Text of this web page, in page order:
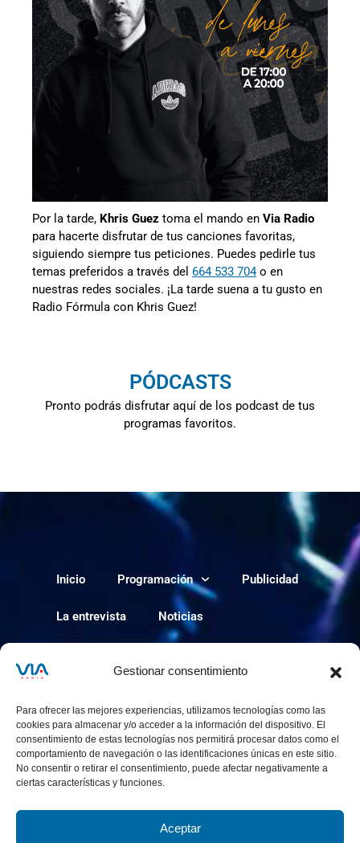
Gestionar consentimiento
Para ofrecer las mejores experiencias, utilizamos tecnologías como las
cookies para almacenar y/o acceder a la información del dispositivo. El
consentimiento de estas tecnologías nos permitirá procesar datos como el
comportamiento de navegación o las identificaciones únicas en este sitio.
No consentir o retirar el consentimiento, puede afectar negativamente a
ciertas características y funciones.
Aceptar
Por la tarde, Khris Guez toma el mando en Via Radio
para hacerte disfrutar de tus canciones favoritas,
siguiendo siempre tus peticiones. Puedes pedirle tus
temas preferidos a través del 664 533 704o en
nuestras redes sociales. ¡La tarde suena a tu gusto en
Radio Fórmula con Khris Guez!
PÓDCASTS
Pronto podrás disfrutar aquí de los podcast de tus
programas favoritos.
Inicio Programación Publicidad
La entrevista Noticias
via-radio.com © 2024 Todos los derechos